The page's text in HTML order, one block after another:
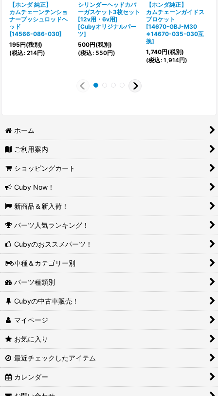
【ホンダ 純正】
カムチェーンテンショ
ナープッシュロッドヘ
ッド
[14566-086-030]
195円(税別)
(税込: 214円)
シリンダーヘッドカバ
ーガスケット3枚セット
[12v用・6v用]
[Cubyオリジナルパー
ツ]
500円(税別)
(税込: 550円)
【ホンダ純正】
カムチェーンガイドス
プロケット
[14670-GBJ-M30
※14670-035-030互
換]
1,740円(税別)
(税込: 1,914円)
ホーム
ご利用案内
ショッピングカート
Cuby Now！
新商品＆新入荷！
パーツ人気ランキング！
Cubyのおススメパーツ！
車種＆カテゴリー別
パーツ種類別
Cubyの中古車販売！
マイページ
お気に入り
最近チェックしたアイテム
カレンダー